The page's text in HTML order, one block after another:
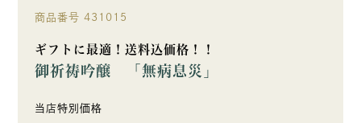
商品番号 431015
ギフトに最適！送料込価格！！
御祈祷吟醸 「無病息災」
当店特別価格